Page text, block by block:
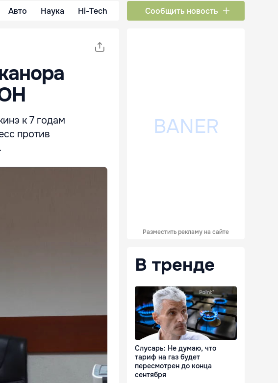
Авто Наука Hi-Tech Сообщить новость
к 7 годам
против
Разместить рекламу на сайте
В тренде
Слусарь: Не думаю, что
тариф на газ будет
пересмотрен до конца
сентября